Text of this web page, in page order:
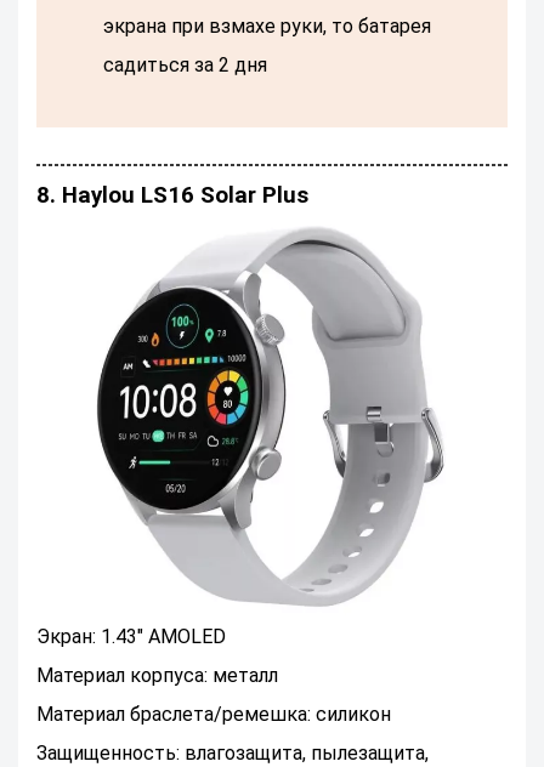
экрана при взмахе руки, то батарея
садиться за 2 дня
8. Haylou LS16 Solar Plus
Экран: 1.43" AMOLED
Материал корпуса: металл
Материал браслета/ремешка: силикон
Защищенность: влагозащита, пылезащита,